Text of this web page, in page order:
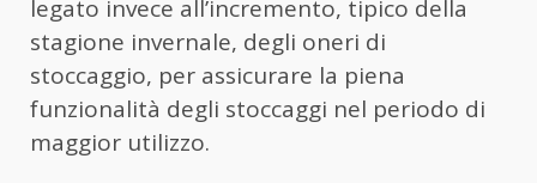
legato invece all’incremento, tipico della
stagione invernale, degli oneri di
stoccaggio, per assicurare la piena
funzionalità degli stoccaggi nel periodo di
maggior utilizzo.